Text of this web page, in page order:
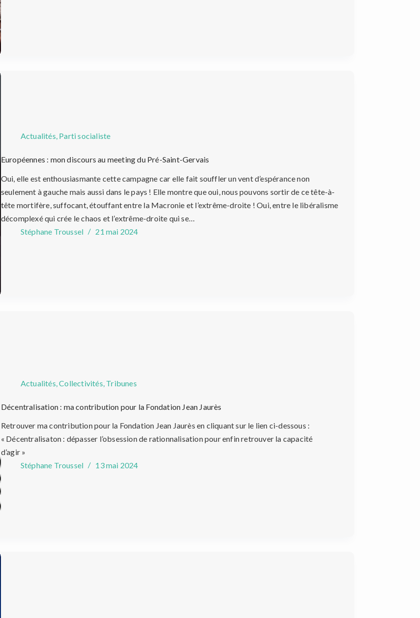
Actualités, Parti socialiste
Européennes : mon discours au meeting du Pré-Saint-Gervais
Oui, elle est enthousiasmante cette campagne car elle fait souffler un vent d’espérance non
seulement à gauche mais aussi dans le pays ! Elle montre que oui, nous pouvons sortir de ce tête-à-
tête mortifère, suffocant, étouffant entre la Macronie et l’extrême-droite ! Oui, entre le libéralisme
décomplexé qui crée le chaos et l’extrême-droite qui se…
Stéphane Troussel
21 mai 2024
Actualités ,Collectivités Tribunes
Décentralisation : ma contribution pour la Fondation Jean Jaurès
Retrouver ma contribution pour la Fondation Jean Jaurès en cliquant sur le lien ci-dessous :
« Décentralisaton : dépasser l’obsession de rationnalisation pour enfin retrouver la capacité
d’agir »
Stéphane Troussel
13 mai 2024